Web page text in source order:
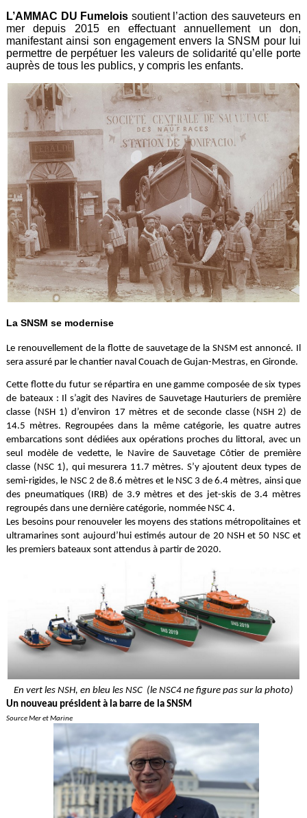
L’AMMAC DU Fumelois soutient l’action des sauveteurs en
mer depuis 2015 en effectuant annuellement un don,
manifestant ainsi son engagement envers la SNSM pour lui
permettre de perpétuer les valeurs de solidarité qu’elle porte
auprès de tous les publics, y compris les enfants.
La SNSM se modernise
Le renouvellement de la flotte de sauvetage de la SNSM est annoncé. Il
sera assuré par le chantier naval Couach de Gujan-Mestras, en Gironde.
Cette flotte du futur se répartira en une gamme composée de six types
de bateaux : Il s’agit des Navires de Sauvetage Hauturiers de première
classe (NSH 1) d’environ 17 mètres et de seconde classe (NSH 2) de
14.5 mètres. Regroupées dans la même catégorie, les quatre autres
embarcations sont dédiées aux opérations proches du littoral, avec un
seul modèle de vedette, le Navire de Sauvetage Côtier de première
classe (NSC 1), qui mesurera 11.7 mètres. S’y ajoutent deux types de
semi-rigides, le NSC 2 de 8.6 mètres et le NSC 3 de 6.4 mètres, ainsi que
des pneumatiques (IRB) de 3.9 mètres et des jet-skis de 3.4 mètres
regroupés dans une dernière catégorie, nommée NSC 4.
Les besoins pour renouveler les moyens des stations métropolitaines et
ultramarines sont aujourd’hui estimés autour de 20 NSH et 50 NSC et
les premiers bateaux sont attendus à partir de 2020.
En vert les NSH, en bleu les NSC (le NSC4 ne figure pas sur la photo)
Un nouveau président à la barre de la SNSM
Source Mer et Marine